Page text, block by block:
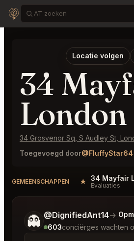
Locatie volgen
34
London
34 Grosvenor Sq, S Audley St,
Toegevoegd door@FluffyStar64
GEMEENSCHAPPEN ★ 34 Mayfair
Evaluaties
👻 @DignifiedAnt14→
603conciërges wachten
Vertel me wat je wilt.